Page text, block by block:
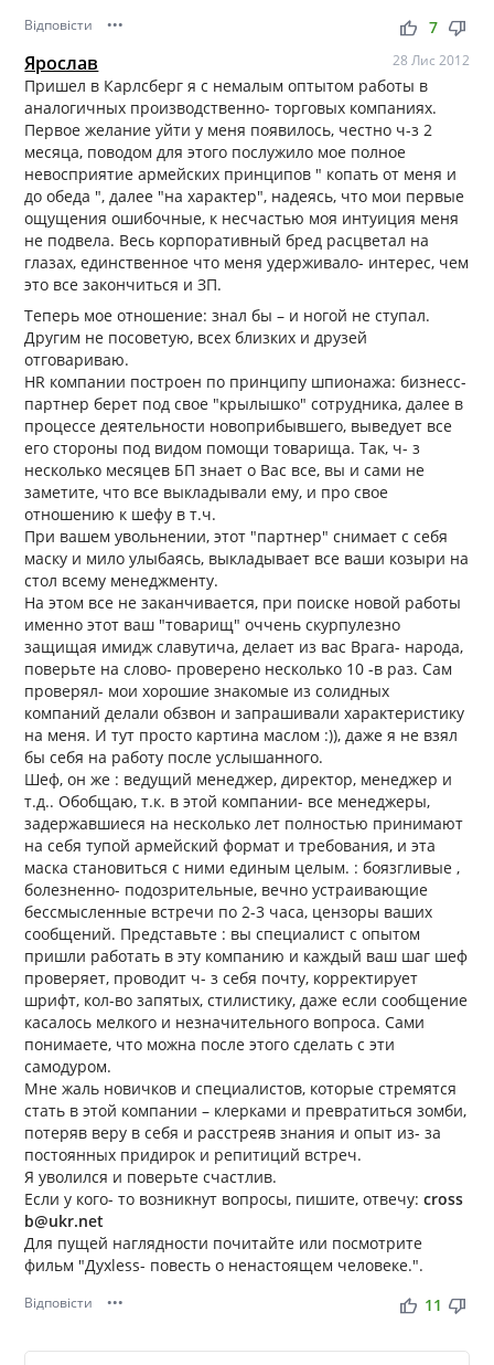
Відповісти ••• thumb_up thumb_down
7
Ярослав 28 Лис 2012
Пришел в Карлсберг я с немалым оптытом работы в
аналогичных производственно- торговых компаниях.
Первое желание уйти у меня появилось, честно ч-з 2
месяца, поводом для этого послужило мое полное
невосприятие армейских принципов " копать от меня и
до обеда ", далее "на характер", надеясь, что мои первые
ощущения ошибочные, к несчастью моя интуиция меня
не подвела. Весь корпоративный бред расцветал на
глазах, единственное что меня удерживало- интерес, чем
это все закончиться и ЗП.
Теперь мое отношение: знал бы – и ногой не ступал.
Другим не посоветую, всех близких и друзей
отговариваю.
HR компании построен по принципу шпионажа: бизнесс-
партнер берет под свое "крылышко" сотрудника, далее в
процессе деятельности новоприбывшего, выведует все
его стороны под видом помощи товарища. Так, ч- з
несколько месяцев БП знает о Вас все, вы и сами не
заметите, что все выкладывали ему, и про свое
отношению к шефу в т.ч.
При вашем увольнении, этот "партнер" снимает с себя
маску и мило улыбаясь, выкладывает все ваши козыри на
стол всему менеджменту.
На этом все не заканчивается, при поиске новой работы
именно этот ваш "товарищ" оччень скурпулезно
защищая имидж славутича, делает из вас Врага- народа,
поверьте на слово- проверено несколько 10 -в раз. Сам
проверял- мои хорошие знакомые из солидных
компаний делали обзвон и запрашивали характеристику
на меня. И тут просто картина маслом :)), даже я не взял
бы себя на работу после услышанного.
Шеф, он же : ведущий менеджер, директор, менеджер и
т.д.. Обобщаю, т.к. в этой компании- все менеджеры,
задержавшиеся на несколько лет полностью принимают
на себя тупой армейский формат и требования, и эта
маска становиться с ними единым целым. : боязгливые ,
болезненно- подозрительные, вечно устраивающие
бессмысленные встречи по 2-3 часа, цензоры ваших
сообщений. Представьте : вы специалист с опытом
пришли работать в эту компанию и каждый ваш шаг шеф
проверяет, проводит ч- з себя почту, корректирует
шрифт, кол-во запятых, стилистику, даже если сообщение
касалось мелкого и незначительного вопроса. Сами
понимаете, что можна после этого сделать с эти
самодуром.
Мне жаль новичков и специалистов, которые стремятся
стать в этой компании – клерками и превратиться зомби,
потеряв веру в себя и расстреяв знания и опыт из- за
постоянных придирок и репитиций встреч.
Я уволился и поверьте счастлив.
Если у кого- то возникнут вопросы, пишите, отвечу:cross
b@ukr.net
Для пущей наглядности почитайте или посмотрите
фильм "Духless- повесть о ненастоящем человеке.".
Відповісти ••• thumb_up thumb_down
11